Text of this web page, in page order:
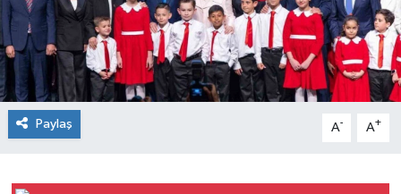
Paylaş A- A+
Teknoloji
Tokat Haberleri
Yaşam